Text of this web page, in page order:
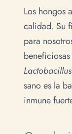
Los hongos
calidad. Su
para
Lactobacillus
sano es la
inmune